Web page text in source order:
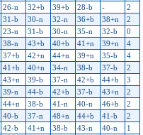
26-n 32+b 39+b 28-b -
2
31-b 30-n 32-n 36+b 38+n
2
23-n 31-b 30-n 35-n 32-b
0
38-n 43+b 40+b 41+n 39+n
4
37+b 42+n 44+n 39+n 35-b
4
41+b 40+n 34-n 38-b 37-b
2
43+n 39-b 37-n 42+b 44+b
3
39-n 44-b 42+b 37-b 43+n
2
44+n 38-b 41-n 40-n 46+b
2
40-b 37-n 48+n 44+b 41-b
2
42-b 41+n 38-b 43-n 40-n
1